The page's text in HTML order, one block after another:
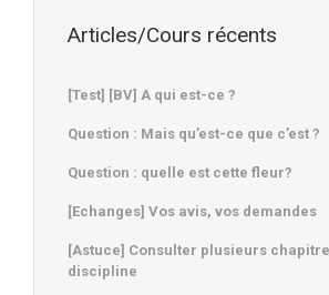
Articles/Cours récents
[Test] [BV] A qui est-ce ?
Question : Mais qu’est-ce que c’est ?
Question : quelle est cette fleur?
[Echanges] Vos avis, vos demandes
[Astuce] Consulter plusieurs
discipline